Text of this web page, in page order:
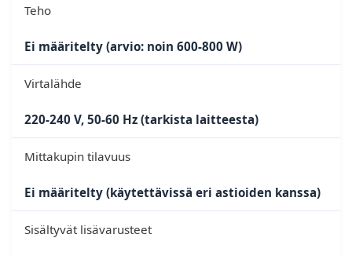
Teho
Ei määritelty (arvio: noin 600-800 W)
Virtalähde
220-240 V, 50-60 Hz (tarkista laitteesta)
Mittakupin tilavuus
Ei määritelty (käytettävissä eri astioiden kanssa)
Sisältyvät lisävarusteet